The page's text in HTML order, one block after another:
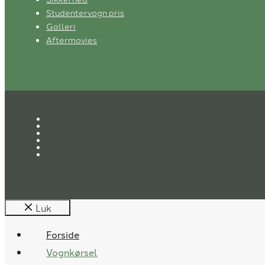
Studentervogn pris
Galleri
Aftermovies
Luk
Forside
Vognkørsel